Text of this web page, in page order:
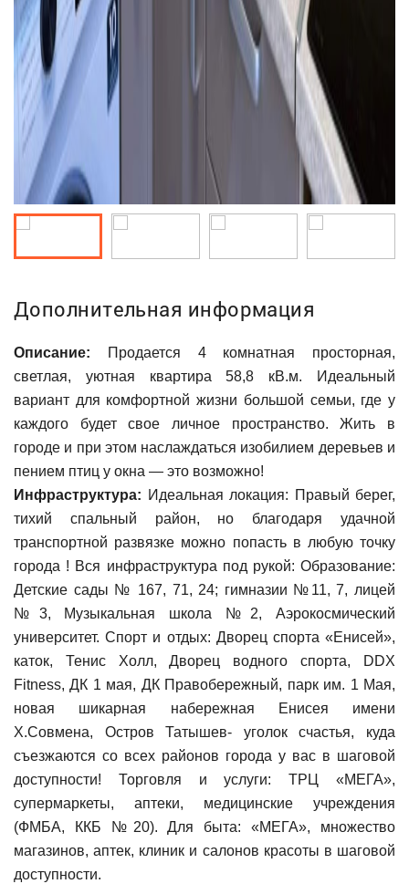
Дополнительная информация
Описание: Продается 4 комнатная просторная,
светлая, уютная квартира 58,8 кВ.м. Идеальный
вариант для комфортной жизни большой семьи, где у
каждого будет свое личное пространство. Жить в
городе и при этом наслаждаться изобилием деревьев и
пением птиц у окна — это возможно!
Инфраструктура: Идеальная локация: Правый берег,
тихий спальный район, но благодаря удачной
транспортной развязке можно попасть в любую точку
города ! Вся инфраструктура под рукой: Образование:
Детские сады № 167, 71, 24; гимназии №11, 7, лицей
№3, Музыкальная школа №2, Аэрокосмический
университет. Спорт и отдых: Дворец спорта «Енисей»,
каток, Тенис Холл, Дворец водного спорта, DDX
Fitness, ДК 1 мая, ДК Правобережный, парк им. 1 Мая,
новая шикарная набережная Енисея имени
Х.Совмена, Остров Татышев- уголок счастья, куда
съезжаются со всех районов города у вас в шаговой
доступности! Торговля и услуги: ТРЦ «МЕГА»,
супермаркеты, аптеки, медицинские учреждения
(ФМБА, ККБ №20). Для быта: «МЕГА», множество
магазинов, аптек, клиник и салонов красоты в шаговой
доступности.